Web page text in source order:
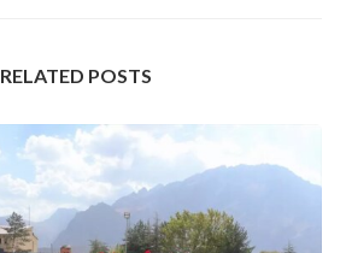
RELATED POSTS